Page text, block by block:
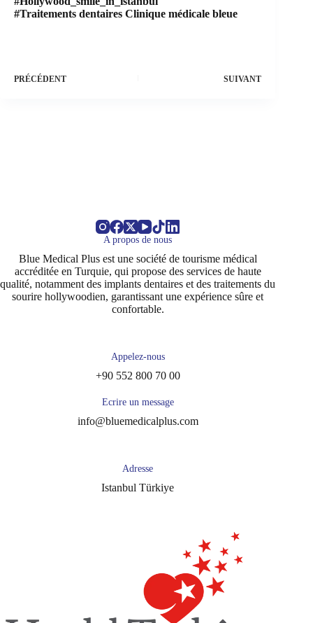
#Traitements dentaires Clinique médicale bleue
PRÉCÉDENT SUIVANT
A propos de nous
Blue Medical Plus est une société de tourisme médical
accréditée en Turquie, qui propose des services de haute
qualité, notamment des implants dentaires et des traitements du
sourire hollywoodien, garantissant une expérience sûre et
confortable.
Appelez-nous
+90 552 800 70 00
Ecrire un message
info@bluemedicalplus.com
Adresse
Istanbul Türkiye